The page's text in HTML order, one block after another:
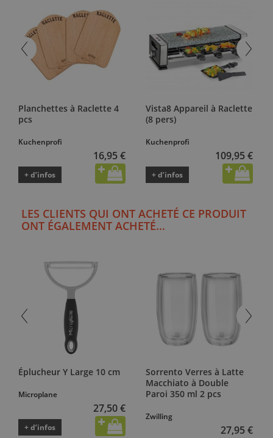
Planchettes à Raclette 4
pcs
Kuchenprofi
16,95 €
+ d’infos
Vista8 Appareil à Raclette
(8 pers)
Kuchenprofi
109,95 €
+ d’infos
LES CLIENTS QUI ONT ACHETÉ CE PRODUIT
ONT ÉGALEMENT ACHETÉ...
Éplucheur Y Large 10 cm
Microplane
27,50 €
+ d’infos
Sorrento Verres à Latte
Macchiato à Double
Paroi 350 ml 2 pcs
Zwilling
27,95 €